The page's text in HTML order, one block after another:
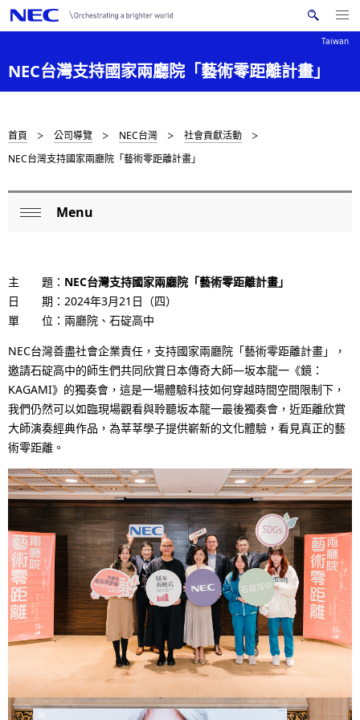
Taiwan
搜
索
Me
nu
Op
N
v
o
n
NEC台灣支持國家兩廳院「藝術零距離計畫」
D
i
s
a
y
i
n
g
p
r
e
s
e
n
t
l
o
c
首頁 公司導覽 NEC台灣
社會貢獻活動
NEC台灣支持國家兩廳院「藝術零距離計畫」
c
a
N
a
v
i
g
t
i
o
n
Menu
主 題： NEC台灣支持國家兩廳院「藝術零距離計畫」
日 期：2024年3月21日（四）
單 位： 兩廳院、石碇高中
NEC台灣善盡社會企業責任，支持國家兩廳院「藝術零距離計畫」，
邀請石碇高中的師生們共同欣賞日本傳奇大師—坂本龍一《鏡：
KAGAMI》的獨奏會，這是一場體驗科技如何穿越時間空間限制下，
我們仍然可以如臨現場觀看與聆聽坂本龍一最後獨奏會，近距離欣賞
大師演奏經典作品，為莘莘學子提供嶄新的文化體驗，看見真正的藝
術零距離。